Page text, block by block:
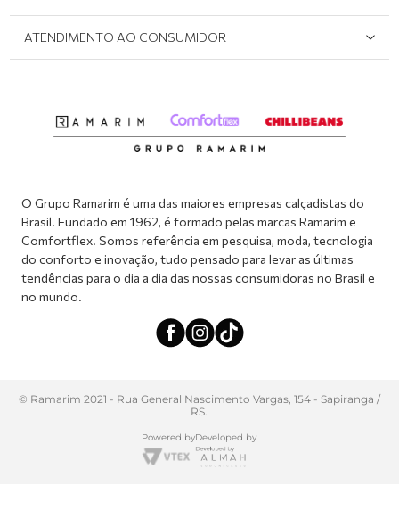
Políticas de Privacidade
Meus pedidos
ATENDIMENTO AO CONSUMIDOR
Atendimento via WhatsApp: (51) 2160-0740
O Grupo Ramarim é uma das maiores empresas calçadistas do
Brasil. Fundado em 1962, é formado pelas marcas Ramarim e
Comfortflex. Somos referência em pesquisa, moda, tecnologia
do conforto e inovação, tudo pensado para levar as últimas
tendências para o dia a dia das nossas consumidoras no Brasil e
no mundo.
© Ramarim 2021 - Rua General Nascimento Vargas, 154 - Sapiranga /
RS.
Powered byDeveloped by